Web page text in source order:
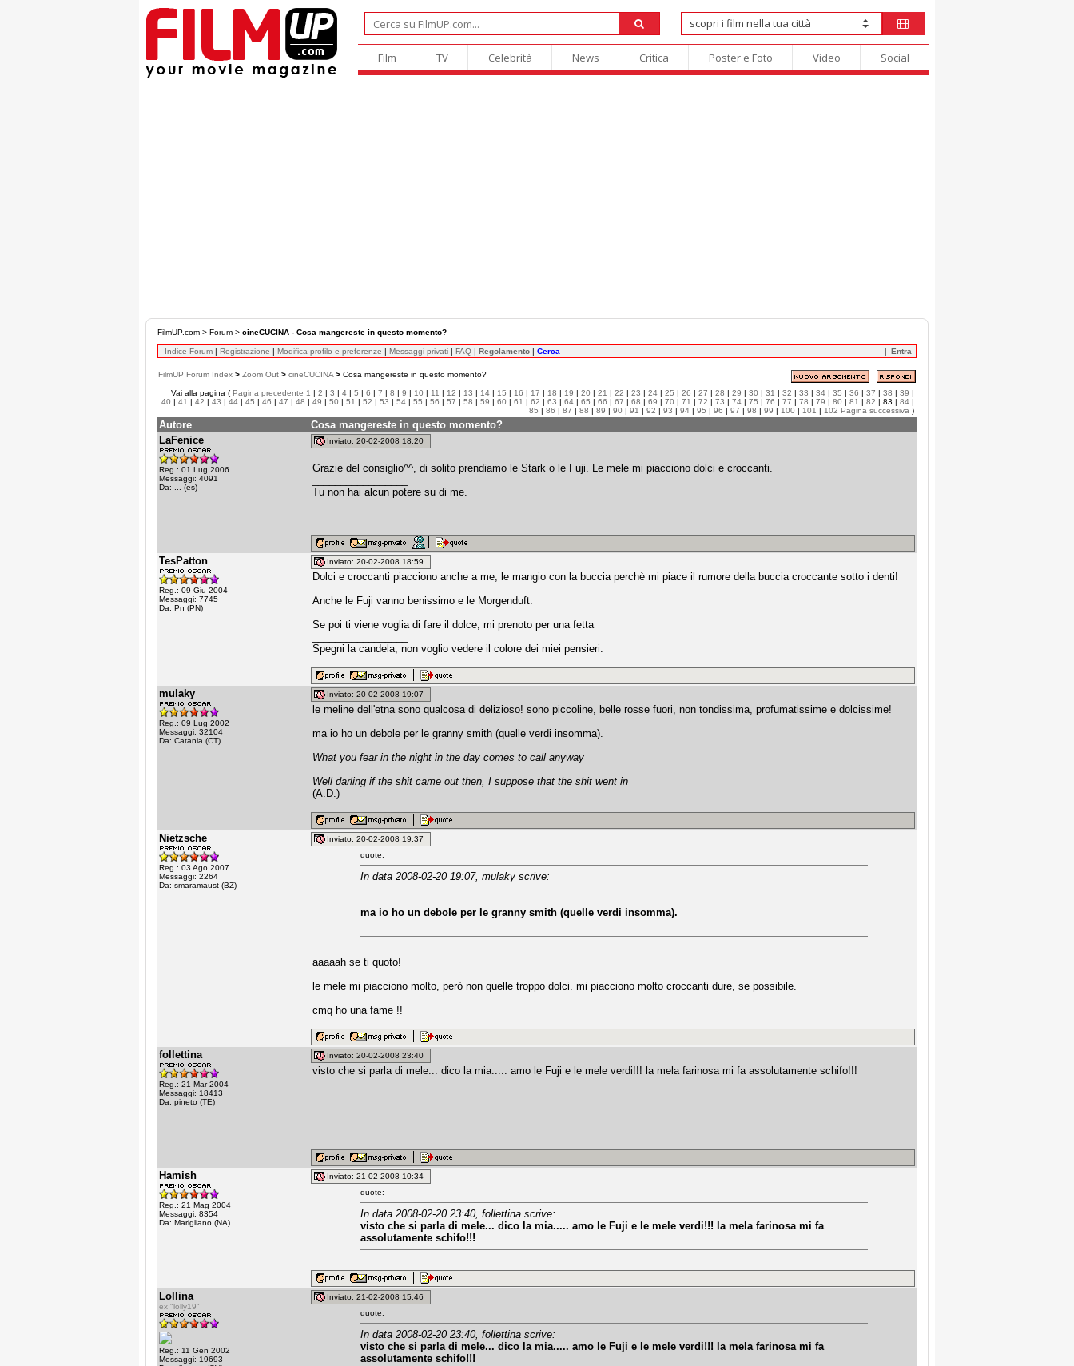
Film TV Celebrità News Critica Poster e Foto Video Social
FilmUP.com > Forum > cineCUCINA - Cosa mangereste in questo momento?
Indice Forum | Registrazione | Modifica profilo e preferenze | Messaggi privati | FAQ | Regolamento | Cerca Entra
FilmUP Forum Index > Zoom Out > cineCUCINA > Cosa mangereste in questo momento?
Vai alla pagina ( Pagina precedente 1 | 2 | 3 | 4 | 5 | 6 | 7 | 8 | 9 | 10 | 11 | 12 | 13 | 14 | 15 | 16 | 17 | 18 | 19 | 20 | 21 | 22 | 23 | 24 | 25 | 26 | 27 | 28 | 29 | 30 | 31 | 32 | 33 | 34 | 35 | 36 | 37 | 38 | 39 |
40 | 41 | 42 | 43 | 44 | 45 | 46 | 47 | 48 | 49 | 50 | 51 | 52 | 53 | 54 | 55 | 56 | 57 | 58 | 59 | 60 | 61 | 62 | 63 | 64 | 65 | 66 | 67 | 68 | 69 | 70 | 71 | 72 | 73 | 74 | 75 | 76 | 77 | 78 | 79 | 80 | 81 | 82 | 83 | 84 |
85 | 86 | 87 | 88 | 89 | 90 | 91 | 92 | 93 | 94 | 95 | 96 | 97 | 98 | 99 | 100 | 101 | 102 Pagina successiva )
Autore
Cosa mangereste in questo momento?
LaFenice
Reg.: 01 Lug 2006
Messaggi: 4091
Da: ... (es)
Inviato: 20-02-2008 18:20
Grazie del consiglio^^, di solito prendiamo le Stark o le Fuji. Le mele mi piacciono dolci e croccanti.
Tu non hai alcun potere su di me.
TesPatton
Reg.: 09 Giu 2004
Messaggi: 7745
Da: Pn (PN)
Inviato: 20-02-2008 18:59
Dolci e croccanti piacciono anche a me, le mangio con la buccia perchè mi piace il rumore della buccia croccante sotto i denti!
Anche le Fuji vanno benissimo e le Morgenduft.
Se poi ti viene voglia di fare il dolce, mi prenoto per una fetta
Spegni la candela, non voglio vedere il colore dei miei pensieri.
mulaky
Reg.: 09 Lug 2002
Messaggi: 32104
Da: Catania (CT)
Inviato: 20-02-2008 19:07
le meline dell'etna sono qualcosa di delizioso! sono piccoline, belle rosse fuori, non tondissima, profumatissime e dolcissime!
ma io ho un debole per le granny smith (quelle verdi insomma).
What you fear in the night in the day comes to call anyway
Well darling if the shit came out then, I suppose that the shit went in
(A.D.)
Nietzsche
Reg.: 03 Ago 2007
Messaggi: 2264
Da: smaramaust (BZ)
Inviato: 20-02-2008 19:37
quote:
In data 2008-02-20 19:07, mulaky scrive:
ma io ho un debole per le granny smith (quelle verdi insomma).
aaaaah se ti quoto!
le mele mi piacciono molto, però non quelle troppo dolci. mi piacciono molto croccanti dure, se possibile.
cmq ho una fame !!
follettina
Reg.: 21 Mar 2004
Messaggi: 18413
Da: pineto (TE)
Inviato: 20-02-2008 23:40
visto che si parla di mele... dico la mia..... amo le Fuji e le mele verdi!!! la mela farinosa mi fa assolutamente schifo!!!
Hamish
Reg.: 21 Mag 2004
Messaggi: 8354
Da: Marigliano (NA)
Inviato: 21-02-2008 10:34
quote:
In data 2008-02-20 23:40, follettina scrive:
visto che si parla di mele... dico la mia..... amo le Fuji e le mele verdi!!! la mela farinosa mi fa
assolutamente schifo!!!
Lollina
ex "lolly19"
Reg.: 11 Gen 2002
Messaggi: 19693
Inviato: 21-02-2008 15:46
quote:
In data 2008-02-20 23:40, follettina scrive:
visto che si parla di mele... dico la mia..... amo le Fuji e le mele verdi!!! la mela farinosa mi fa
assolutamente schifo!!!